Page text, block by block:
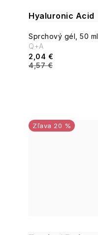
Hyaluronic Acid
Sprchový gél, 50 ml
2,04 €
4,57 €
Q+A
20 %